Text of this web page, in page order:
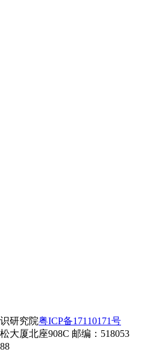
研究院粤ICP备17110171号
大厦北座908C 邮编：518053